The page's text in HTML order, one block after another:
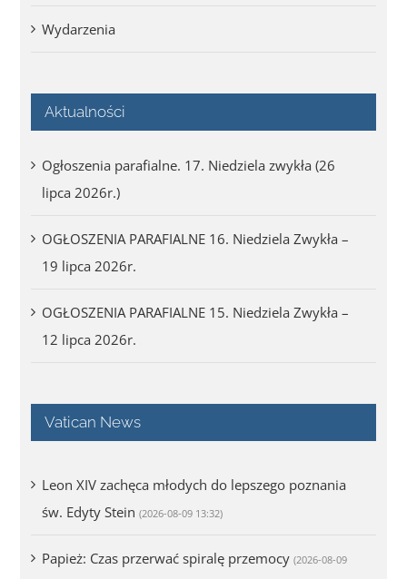
Wydarzenia
Aktualności
Ogłoszenia parafialne. 17. Niedziela zwykła (26
lipca 2026r.)
OGŁOSZENIA PARAFIALNE 16. Niedziela Zwykła –
19 lipca 2026r.
OGŁOSZENIA PARAFIALNE 15. Niedziela Zwykła –
12 lipca 2026r.
Vatican News
Leon XIV zachęca młodych do lepszego poznania
św. Edyty Stein (2026-08-09 13:32)
Papież: Czas przerwać spiralę przemocy (2026-08-09